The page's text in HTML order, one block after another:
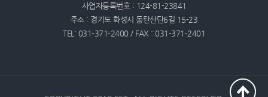
사업자등록번호 : 124-81-23841
주소 : 경기도 화성시 동탄산단6길 15-23
TEL: 031-371-2400 / FAX : 031-371-2401